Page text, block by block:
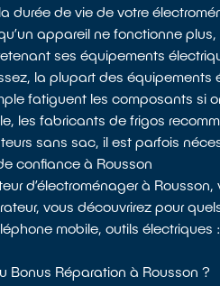
durée de vie de votre
appareil ne fonctionne
ses équipements
la plupart des équipements
fatiguent les composants si
les fabricants de frigos
sans sac, il est parfois
confiance à Rousson
d’électroménager à
vous découvrirez pour
mobile, outils
Bonus Réparation à Rousson ?